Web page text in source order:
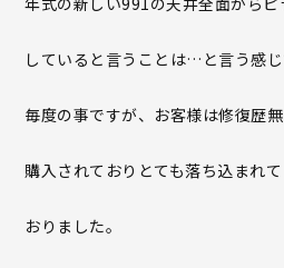
していると言うことは…と言う感じ
毎度の事ですが、お客様は修復歴
購入されておりとても落ち込まれて
おりました。